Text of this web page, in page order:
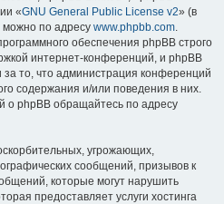
«GNU General Public License v2» (в
можно по адресу www.phpbb.com.
обеспечения phpBB строго
интернет-конференций, и phpBB
за то, что администрация конференций
содержания и/или поведения в них.
phpBB обращайтесь по адресу
угрожающих,
сообщений, призывов к
которые могут нарушить
предоставляет услуги хостинга